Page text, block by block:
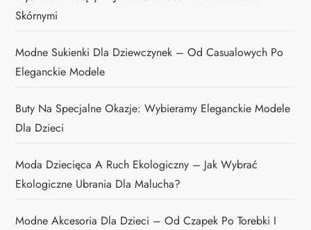
Skórnymi
Modne Sukienki Dla Dziewczynek – Od Casualowych Po
Eleganckie Modele
Buty Na Specjalne Okazje: Wybieramy Eleganckie Modele
Dla Dzieci
Moda Dziecięca A Ruch Ekologiczny – Jak Wybrać
Ekologiczne Ubrania Dla Malucha?
Modne Akcesoria Dla Dzieci – Od Czapek Po Torebki I